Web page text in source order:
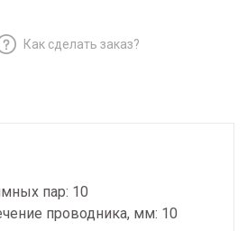
Как сделать заказ?
пар: 10
проводника, мм: 10